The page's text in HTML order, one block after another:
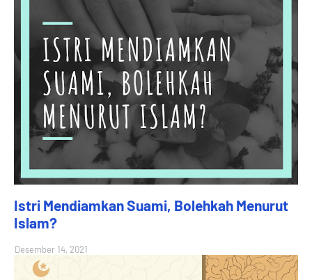
Istri Mendiamkan Suami, Bolehkah Menurut
Islam?
Desember 14, 2021